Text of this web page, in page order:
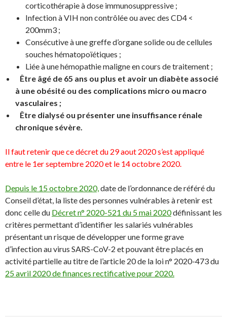
corticothérapie à dose immunosuppressive ;
Infection à VIH non contrôlée ou avec des CD4 <
200mm3 ;
Consécutive à une greffe d’organe solide ou de cellules
souches hématopoïétiques ;
Liée à une hémopathie maligne en cours de traitement ;
Être âgé de 65 ans ou plus et avoir un diabète associé
à une obésité ou des complications micro ou macro
vasculaires ;
Être dialysé ou présenter une insuffisance rénale
chronique sévère.
Il faut retenir que ce décret du 29 aout 2020 s’est appliqué
entre le 1er septembre 2020 et le 14 octobre 2020.
Depuis le 15 octobre 2020,date de l’ordonnance de référé du
Conseil d’état, la liste des personnes vulnérables à retenir est
donc celle du Décret n° 2020-521 du 5 mai 2020définissant les
critères permettant d’identifier les salariés vulnérables
présentant un risque de développer une forme grave
d’infection au virus SARS-CoV-2 et pouvant être placés en
activité partielle au titre de l’article 20 de la loi n° 2020-473 du
25 avril 2020 de finances rectificative pour 2020.